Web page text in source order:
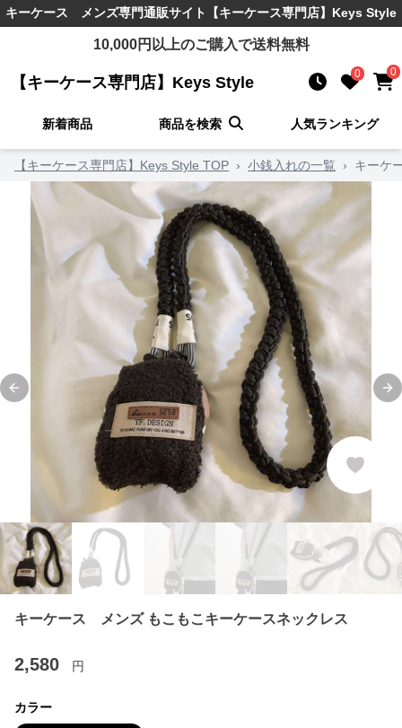
キーケース メンズ専門通販サイト 【キーケース専門店】Keys Style
10,000円以上のご購入で送料無料
【キーケース専門店】Keys Style 0 0
新着商品 商品を検索 人気ランキング
【キーケース専門店】Keys Style TOP › 小銭入れの一覧 › キーケ
Previous slide
キーケース メンズ もこもこキーケースネックレス
2,580 円
カラー